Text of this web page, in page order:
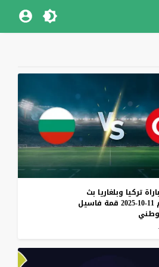
تركيا وبلغاريا بث
11-10-2025 قمة فاسيل